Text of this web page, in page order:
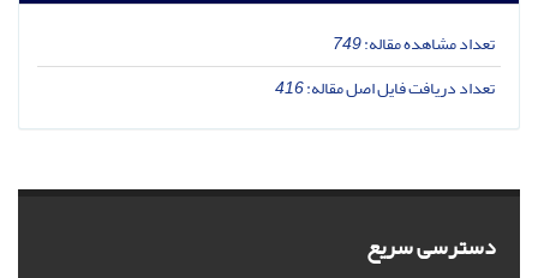
تعداد مشاهده مقاله:749
تعداد دریافت فایل اصل مقاله:416
دسترسی سریع